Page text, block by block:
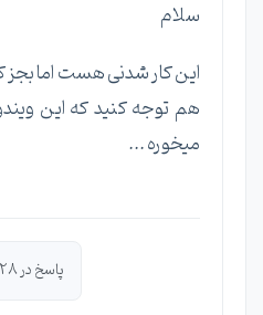
سلام
این کار شدنی هست اما بجز کم
هم توجه کنید که این
میخوره ...
پاسخ در 1395/02/28 توسط